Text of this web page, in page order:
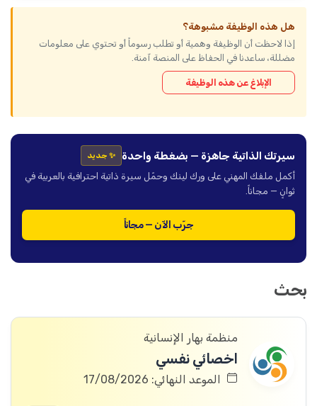
هل هذه الوظيفة مشبوهة؟
إذا لاحظت أن الوظيفة وهمية أو تطلب رسوماً أو تحتوي على معلومات
مضللة، ساعدنا في الحفاظ على المنصة آمنة.
الإبلاغ عن هذه الوظيفة
سيرتك الذاتية جاهزة — بضغطة واحدة ✨ جديد
أكمل ملفك المهني على ورك لينك وحمّل سيرة ذاتية احترافية بالعربية في
ثوانٍ — مجاناً.
جرّب الآن — مجاناً
بحث
منظمة بهار الإنسانية
اخصائي نفسي
الموعد النهائي: 17/08/2026